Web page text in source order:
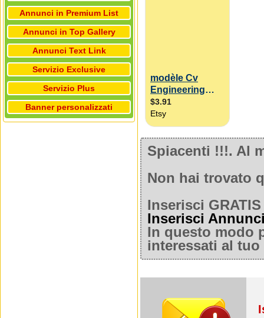
Annunci in Premium List
Annunci in Top Gallery
Annunci Text Link
Servizio Exclusive
Servizio Plus
Banner personalizzati
Spiacenti !!!. Al
Non hai trovato
Inserisci
Inserisci
In questo modo
interessati al